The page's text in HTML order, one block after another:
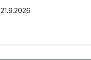
21.9.2026